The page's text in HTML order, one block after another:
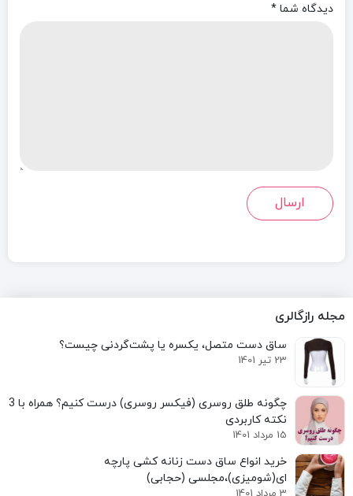
دیدگاه شما *
مجله رازگالری
ساق دست متصل، یکسره یا پشت‌گردنی چیست؟
23 تیر 1401
نکته کاربردی
15 مرداد 1401
خرید انواع ساق دست زنانه کشی پارچه
ای(شومیزی)،مجلسی (حجابی)